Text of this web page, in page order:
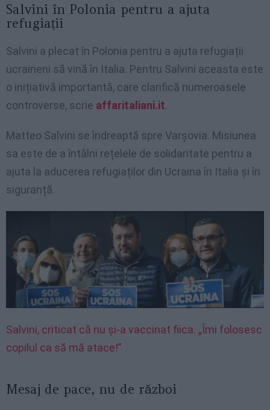
Salvini în Polonia pentru a ajuta
refugiații
Salvini a plecat în Polonia pentru a ajuta refugiații
ucraineni să vină în Italia. Pentru Salvini aceasta este
o inițiativă importantă, care clarifică numeroasele
controverse, scrie affaritaliani.it.
Matteo Salvini se îndreaptă spre Varșovia. Misiunea
sa este de a întâlni rețelele de solidaritate pentru a
ajuta la aducerea refugiaților din Ucraina în Italia și în
siguranță.
Salvini, criticat că nu și-a vaccinat fiica. „Îmi folosesc
copilul ca să mă atace!”
Mesaj de pace, nu de război